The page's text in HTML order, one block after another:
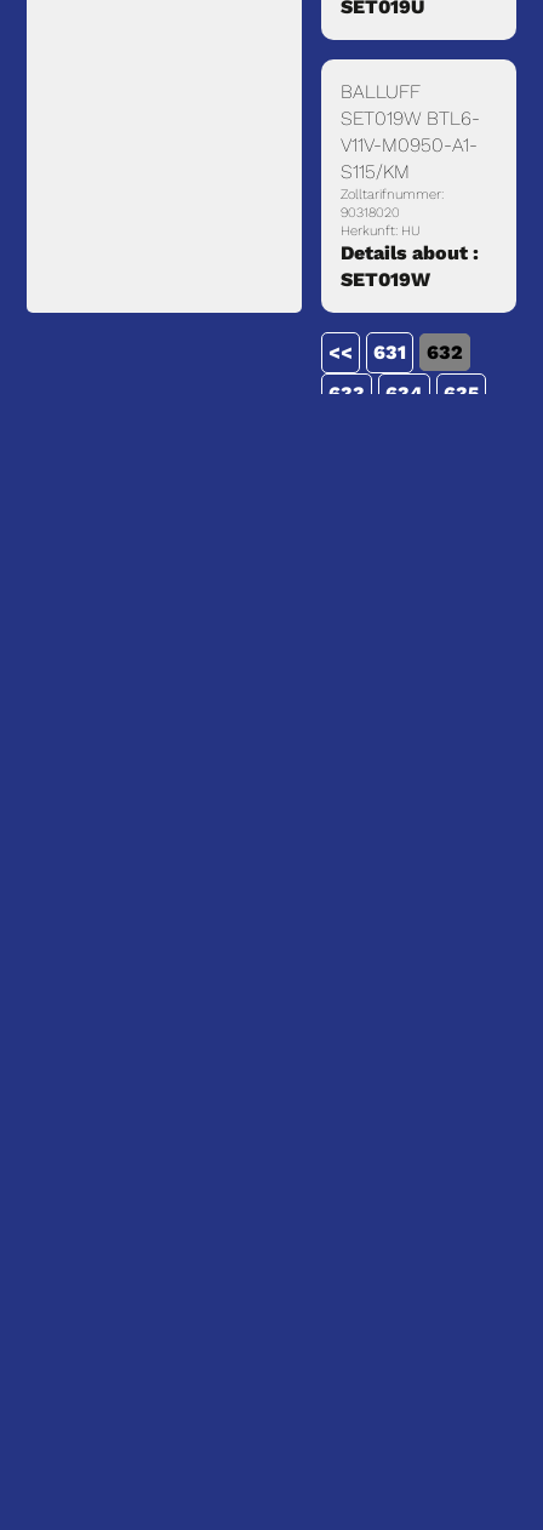
SET019U
BALLUFF
SET019W BTL6-
V11V-M0950-A1-
S115/KM
Zolltarifnummer:
90318020
Herkunft: HU
Details about :
SET019W
<< 631
632
633
634
635